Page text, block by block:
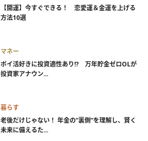
【開運】今すぐできる！ 恋愛運＆金運を上げる
方法10選
マネー
ポイ活好きに投資適性あり!? 万年貯金ゼロOLが
投資家アナウン...
暮らす
老後だけじゃない！ 年金の”裏側”を理解し、賢く
未来に備えるた...